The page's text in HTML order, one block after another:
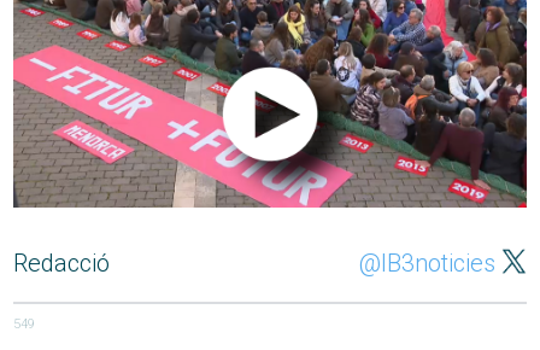
Redacció @IB3noticies
549